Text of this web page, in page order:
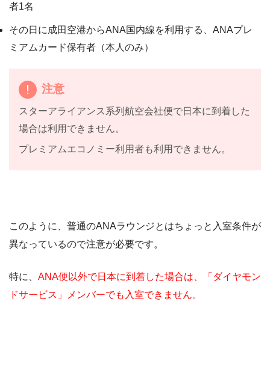
者1名
その日に成田空港からANA国内線を利用する、ANAプレ
ミアムカード保有者（本人のみ）
注意
スターアライアンス系列航空会社便で日本に到着した
場合は利用できません。
プレミアムエコノミー利用者も利用できません。
このように、普通のANAラウンジとはちょっと入室条件が
異なっているので注意が必要です。
特に、 ANA便以外で日本に到着した場合は、「ダイヤモン
ドサービス」メンバーでも入室できません。